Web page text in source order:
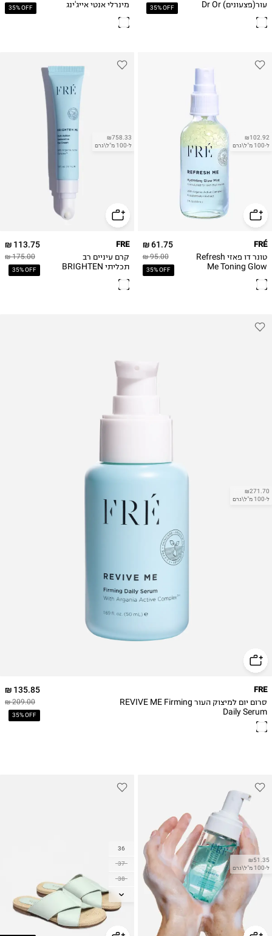
35% OFF
עור(פצעונים) Dr Or
35% OFF
מינרלי אנטי אייג'ינג
₪102.92
ל-100 מ"ל\גרם
61.75 ₪
95.00 ₪
35% OFF
FRÉ
טונר דו פאזי Refresh
Me Toning Glow
₪758.33
ל-100 מ"ל\גרם
113.75 ₪
175.00 ₪
35% OFF
FRE
קרם עיניים רב
תכליתי BRIGHTEN
Restorative Eye
₪271.70
ל-100 מ"ל\גרם
135.85 ₪
209.00 ₪
35% OFF
FRE
סרום יום למיצוק העור REVIVE ME Firming
Daily Serum
₪51.35
ל-100 מ"ל\גרם
36
37
38
39
40